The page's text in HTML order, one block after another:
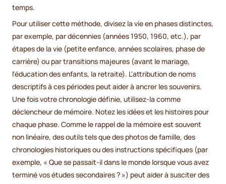
temps.
Pour utiliser cette méthode, divisez la vie en phases distinctes,
par exemple, par décennies (années 1950, 1960, etc.), par
étapes de la vie (petite enfance, années scolaires, phase de
carrière) ou par transitions majeures (avant le mariage,
l'éducation des enfants, la retraite). L'attribution de noms
descriptifs à ces périodes peut aider à ancrer les souvenirs.
Une fois votre chronologie définie, utilisez-la comme
déclencheur de mémoire. Notez les idées et les histoires pour
chaque phase. Comme le rappel de la mémoire est souvent
non linéaire, des outils tels que des photos de famille, des
chronologies historiques ou des instructions spécifiques (par
exemple, « Que se passait-il dans le monde lorsque vous avez
terminé vos études secondaires ? ») peut aider à susciter des